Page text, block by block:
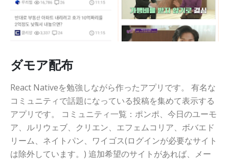
ダモア配布
React Nativeを勉強しながら作ったアプリです。 有名な
コミュニティで話題になっている投稿を集めて表示する
アプリです。 コミュニティ一覧：ポンポ、今日のユーモ
ア、ルリウェブ、クリエン、エフェムコリア、ボバエド
リーム、ネイトパン、ワイゴス(ログインが必要なサイト
は除外しています。) 追加希望のサイトがあれば、メー